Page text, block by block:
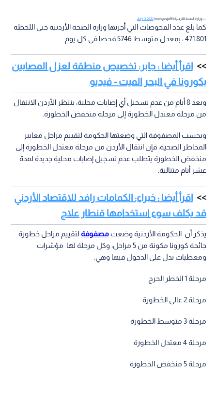
— وزارة الصحة الأردنية (@mohgovjo) July 13, 2020
كما بلغ عدد الفحوصات التي أجرتها وزارة الصحة الأردنية حتى اللحظة
471.801 ، بمعدل متوسط 5746 فحصا في كل يوم.
اقرأ أيضا : جابر: تخصيص منطقة لعزل المصابين
بكورونا في البحر الميت - فيديو
وبعد 8 أيام من عدم تسجيل أي إصابات محلية، ينتظر الأردن الانتقال
من مرحلة معتدل الخطورة إلى مرحلة منخفض الخطورة.
وبحسب المصفوفة التي وضعتها الحكومة لتقييم مراحل معايير
المخاطر الصحية، فإن انتقال الأردن من مرحلة معتدل الخطورة إلى
منخفض الخطورة يتطلب عدم تسجيل إصابات محلية جديدة لمدة
عشر أيام متتالية.
اقرأ أيضا : خبراء: الكمامات رافد للاقتصاد الأردني
قد يكلف سوء استخدامها قنطار علاج
يذكر أن الحكومة الأردنية وضعتمصفوفة لتقييم مراحل خطورة
جائحة كورونا مكونة من 5 مراحل، وكل مرحلة لها مؤشرات
ومعطيات تدل على الدخول فيها وهي:
مرحلة 1 الخطر الحرج‎
مرحلة 2 عالي الخطورة
مرحلة 3 متوسط الخطورة
مرحلة 4 معتدل الخطورة
مرحلة 5 منخفض الخطورة